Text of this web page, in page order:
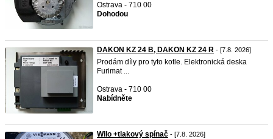
Ostrava - 710 00
Dohodou
DAKON KZ 24 B, DAKON KZ 24 R - [7.8. 2026]
Prodám díly pro tyto kotle. Elektronická deska
Furimat ...
Ostrava - 710 00
Nabídněte
Wilo +tlakový spínač - [7.8. 2026]